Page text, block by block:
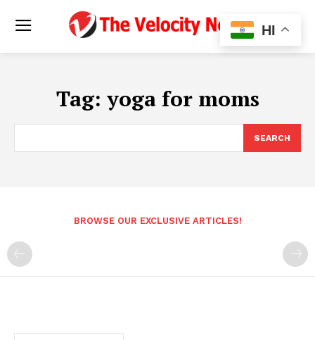
Tag: yoga for moms
SEARCH
BROWSE OUR EXCLUSIVE ARTICLES!
HI